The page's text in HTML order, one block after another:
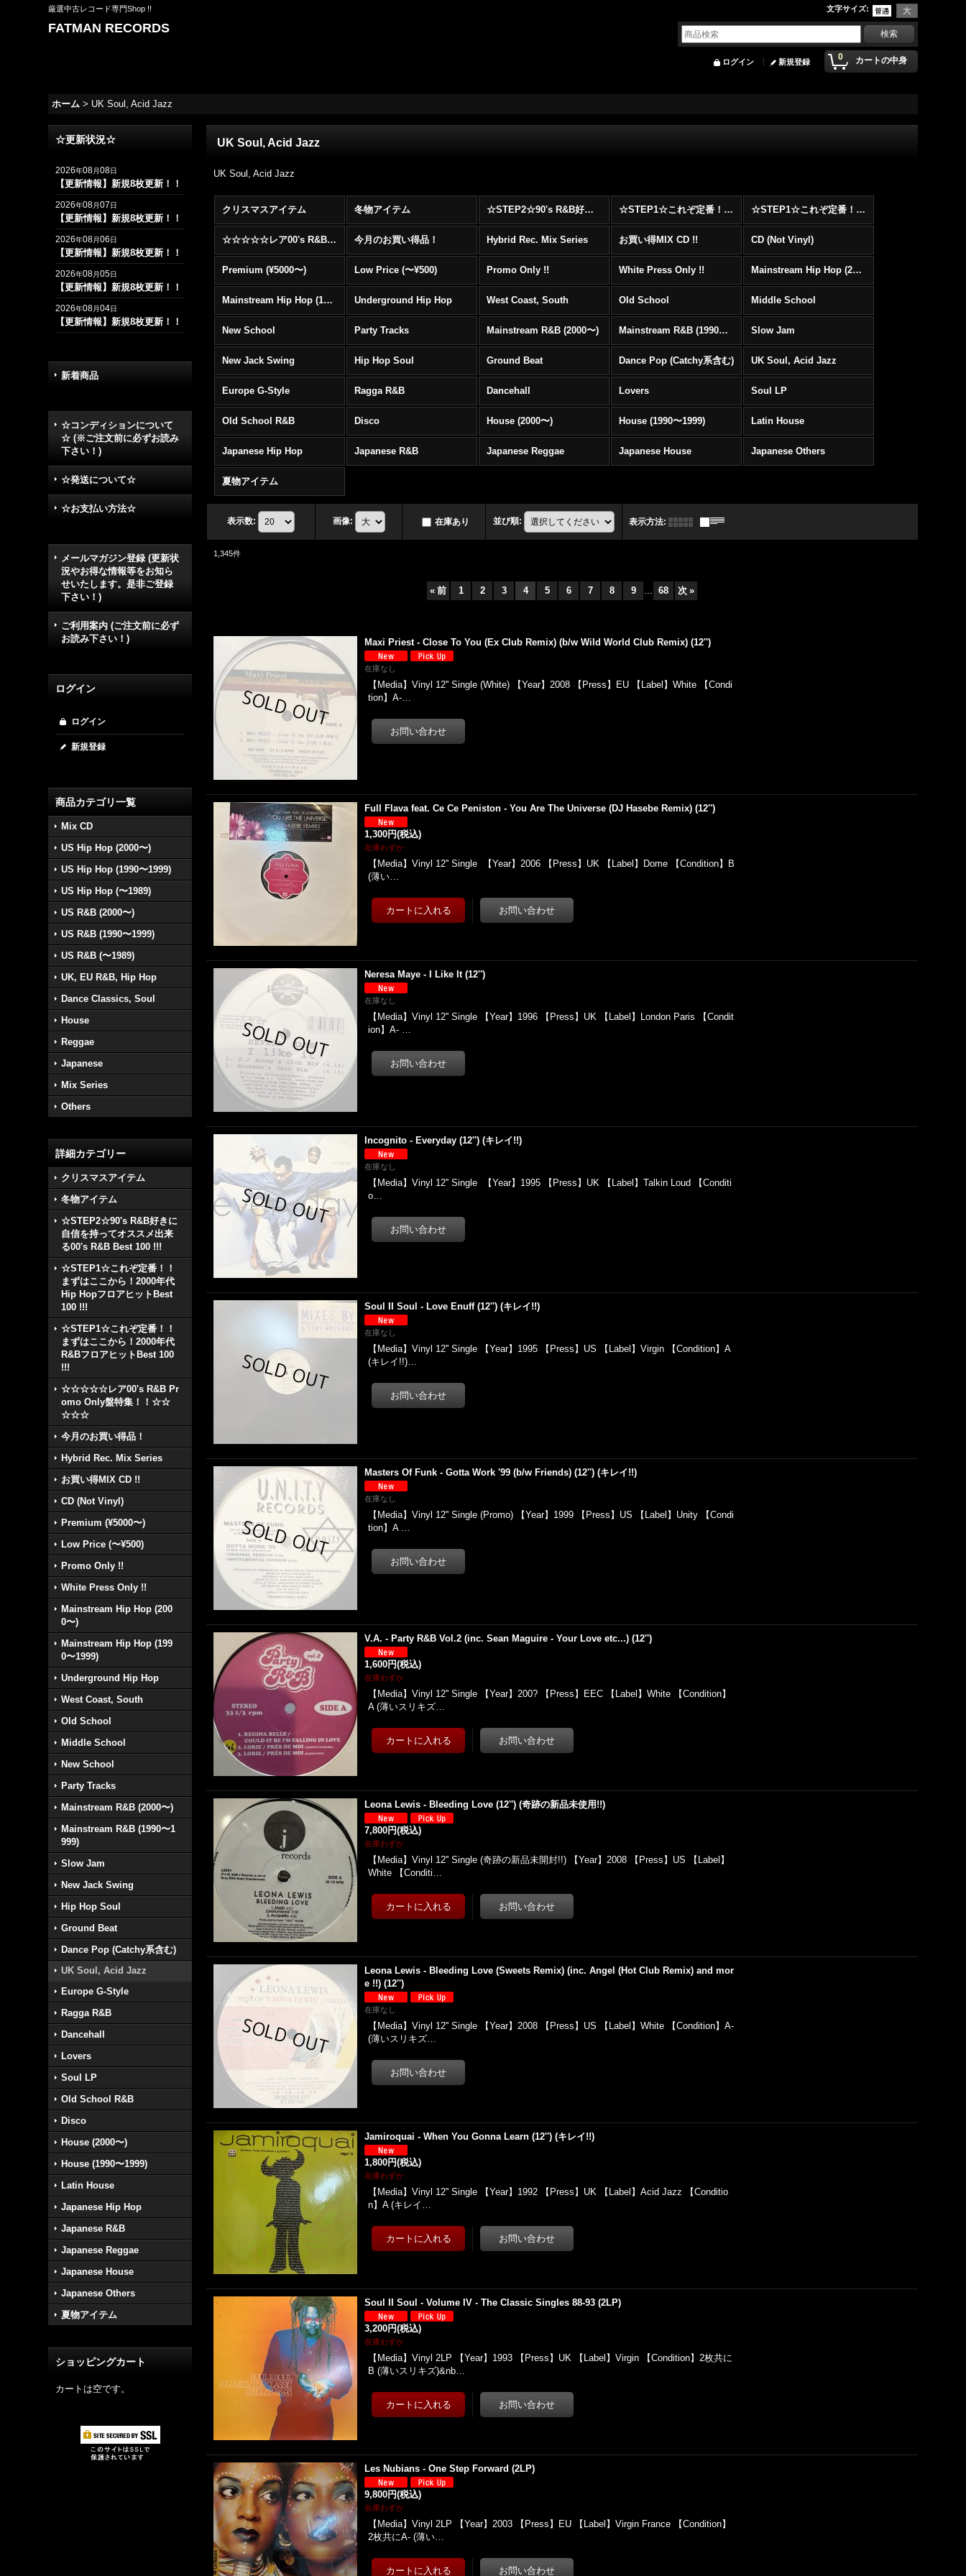
厳選中古レコード専門Shop !! 文字サイズ:
FATMAN RECORDS
0 カートの中身
ログイン 新規登録
ホーム > UK Soul, Acid Jazz
☆更新状況☆
2026年08月08日
【更新情報】新規8枚更新！！
2026年08月07日
【更新情報】新規8枚更新！！
2026年08月06日
【更新情報】新規8枚更新！！
2026年08月05日
【更新情報】新規8枚更新！！
2026年08月04日
【更新情報】新規8枚更新！！
新着商品
☆コンディションについて
☆ (※ご注文前に必ずお読み
下さい！)
☆発送について☆
☆お支払い方法☆
メールマガジン登録 (更新状
況やお得な情報等をお知ら
せいたします。是非ご登録
下さい！)
ご利用案内 (ご注文前に必ず
お読み下さい！)
ログイン
ログイン
新規登録
商品カテゴリ一覧
Mix CD
US Hip Hop (2000〜)
US Hip Hop (1990〜1999)
US Hip Hop (〜1989)
US R&B (2000〜)
US R&B (1990〜1999)
US R&B (〜1989)
UK, EU R&B, Hip Hop
Dance Classics, Soul
House
Reggae
Japanese
Mix Series
Others
詳細カテゴリー
クリスマスアイテム
冬物アイテム
☆STEP2☆90's R&B好きに
自信を持ってオススメ出来
る00's R&B Best 100 !!!
☆STEP1☆これぞ定番！！
まずはここから！2000年代
Hip HopフロアヒットBest
100 !!!
☆STEP1☆これぞ定番！！
まずはここから！2000年代
R&BフロアヒットBest 100
!!!
☆☆☆☆☆レア00's R&B Pr
omo Only盤特集！！☆☆
☆☆☆
今月のお買い得品！
Hybrid Rec. Mix Series
お買い得MIX CD !!
CD (Not Vinyl)
Premium (¥5000〜)
Low Price (〜¥500)
Promo Only !!
White Press Only !!
Mainstream Hip Hop (200
0〜)
Mainstream Hip Hop (199
0〜1999)
Underground Hip Hop
West Coast, South
Old School
Middle School
New School
Party Tracks
Mainstream R&B (2000〜)
Mainstream R&B (1990〜1
999)
Slow Jam
New Jack Swing
Hip Hop Soul
Ground Beat
Dance Pop (Catchy系含む)
UK Soul, Acid Jazz
Europe G-Style
Ragga R&B
Dancehall
Lovers
Soul LP
Old School R&B
Disco
House (2000〜)
House (1990〜1999)
Latin House
Japanese Hip Hop
Japanese R&B
Japanese Reggae
Japanese House
Japanese Others
夏物アイテム
ショッピングカート
カートは空です。
UK Soul, Acid Jazz
UK Soul, Acid Jazz
クリスマスアイテム 冬物アイテム ☆STEP2☆90's R&B好きに自信を持ってオススメ出来る00's R&B Best 100 !!! ☆STEP1☆これぞ定番！！まずはここから！2000年代Hip HopフロアヒットBest 100 !!! ☆STEP1☆これぞ定番！！まずはここから！2000年代R&BフロアヒットBest 100 !!!
☆☆☆☆☆レア00's R&B Promo Only盤特集！！☆☆☆☆☆ 今月のお買い得品！ Hybrid Rec. Mix Series お買い得MIX CD !! CD (Not Vinyl)
Premium (¥5000〜) Low Price (〜¥500) Promo Only !! White Press Only !! Mainstream Hip Hop (2000〜)
Mainstream Hip Hop (1990〜1999) Underground Hip Hop West Coast, South Old School Middle School
New School Party Tracks Mainstream R&B (2000〜) Mainstream R&B (1990〜1999) Slow Jam
New Jack Swing Hip Hop Soul Ground Beat Dance Pop (Catchy系含む) UK Soul, Acid Jazz
Europe G-Style Ragga R&B Dancehall Lovers Soul LP
Old School R&B Disco House (2000〜) House (1990〜1999) Latin House
Japanese Hip Hop Japanese R&B Japanese Reggae Japanese House Japanese Others
夏物アイテム
表示数: 画像: 在庫あり 並び順: 表示方法:
1,345件
« 前 1 2 3 4 5 6 7 8 9 ... 68 次 »
Maxi Priest - Close To You (Ex Club Remix) (b/w Wild World Club Remix) (12'')
在庫なし
【Media】Vinyl 12'' Single (White) 【Year】2008 【Press】EU 【Label】White 【Condi
tion】A-…
Full Flava feat. Ce Ce Peniston - You Are The Universe (DJ Hasebe Remix) (12'')
1,300円(税込)
在庫わずか
【Media】Vinyl 12'' Single 【Year】2006 【Press】UK 【Label】Dome 【Condition】B
(薄い…
Neresa Maye - I Like It (12'')
在庫なし
【Media】Vinyl 12'' Single 【Year】1996 【Press】UK 【Label】London Paris 【Condit
ion】A- …
Incognito - Everyday (12'') (キレイ!!)
在庫なし
【Media】Vinyl 12'' Single 【Year】1995 【Press】UK 【Label】Talkin Loud 【Conditi
o…
Soul II Soul - Love Enuff (12'') (キレイ!!)
在庫なし
【Media】Vinyl 12'' Single 【Year】1995 【Press】US 【Label】Virgin 【Condition】A
(キレイ!!)…
Masters Of Funk - Gotta Work '99 (b/w Friends) (12'') (キレイ!!)
在庫なし
【Media】Vinyl 12'' Single (Promo) 【Year】1999 【Press】US 【Label】Unity 【Condi
tion】A …
V.A. - Party R&B Vol.2 (inc. Sean Maguire - Your Love etc...) (12'')
1,600円(税込)
在庫わずか
【Media】Vinyl 12'' Single 【Year】200? 【Press】EEC 【Label】White 【Condition】
A (薄いスリキズ…
Leona Lewis - Bleeding Love (12'') (奇跡の新品未使用!!)
7,800円(税込)
在庫わずか
【Media】Vinyl 12'' Single (奇跡の新品未開封!!) 【Year】2008 【Press】US 【Label】
White 【Conditi…
Leona Lewis - Bleeding Love (Sweets Remix) (inc. Angel (Hot Club Remix) and mor
e !!) (12'')
在庫なし
【Media】Vinyl 12'' Single 【Year】2008 【Press】US 【Label】White 【Condition】A-
(薄いスリキズ…
Jamiroquai - When You Gonna Learn (12'') (キレイ!!)
1,800円(税込)
在庫わずか
【Media】Vinyl 12'' Single 【Year】1992 【Press】UK 【Label】Acid Jazz 【Conditio
n】A (キレイ…
Soul II Soul - Volume IV - The Classic Singles 88-93 (2LP)
3,200円(税込)
在庫わずか
【Media】Vinyl 2LP 【Year】1993 【Press】UK 【Label】Virgin 【Condition】2枚共に
B (薄いスリキズ)&nb…
Les Nubians - One Step Forward (2LP)
9,800円(税込)
在庫わずか
【Media】Vinyl 2LP 【Year】2003 【Press】EU 【Label】Virgin France 【Condition】
2枚共にA- (薄い…